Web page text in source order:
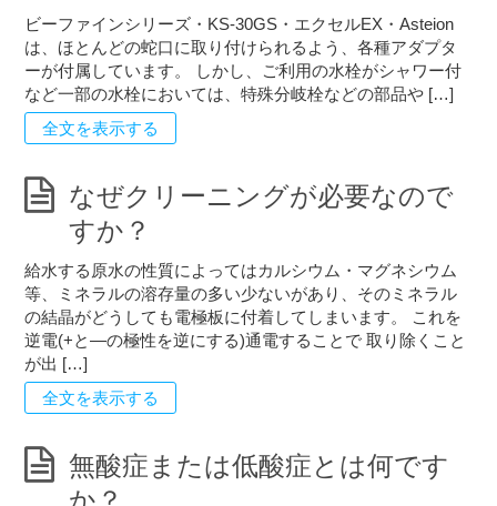
ビーファインシリーズ・KS-30GS・エクセルEX・Asteion
は、ほとんどの蛇口に取り付けられるよう、各種アダプタ
ーが付属しています。 しかし、ご利用の水栓がシャワー付
など一部の水栓においては、特殊分岐栓などの部品や […]
全文を表示する
なぜクリーニングが必要なので
すか？
給水する原水の性質によってはカルシウム・マグネシウム
等、ミネラルの溶存量の多い少ないがあり、そのミネラル
の結晶がどうしても電極板に付着してしまいます。 これを
逆電(+と―の極性を逆にする)通電することで 取り除くこと
が出 […]
全文を表示する
無酸症または低酸症とは何です
か？